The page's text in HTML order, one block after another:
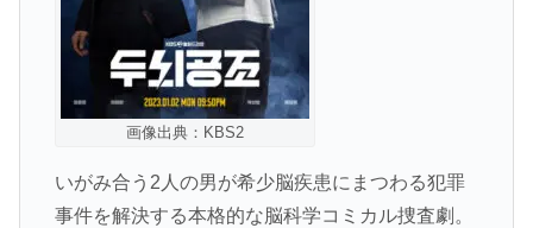
画像出典：KBS2
いがみ合う2人の男が希少脳疾患にまつわる犯罪
事件を解決する本格的な脳科学コミカル捜査劇。